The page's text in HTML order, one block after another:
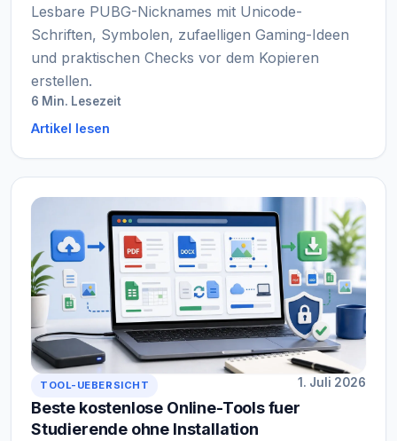
Lesbare PUBG-Nicknames mit Unicode-
Schriften, Symbolen, zufaelligen Gaming-Ideen
und praktischen Checks vor dem Kopieren
erstellen.
6 Min. Lesezeit
Artikel lesen
TOOL-UEBERSICHT 1. Juli 2026
Beste kostenlose Online-Tools fuer
Studierende ohne Installation